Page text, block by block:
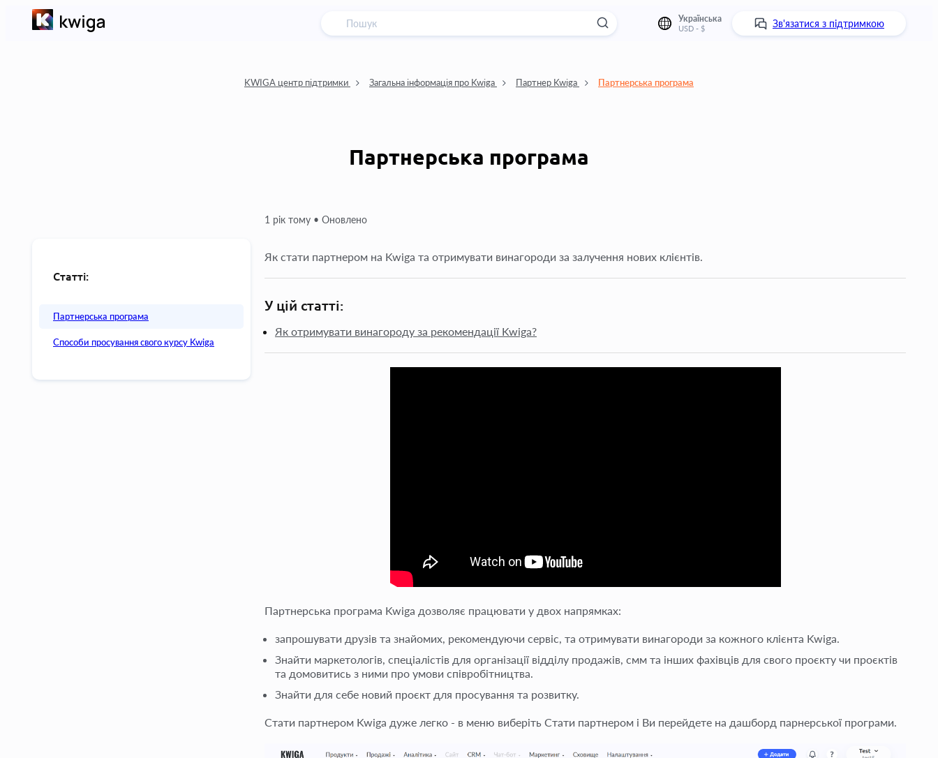
Українська
USD - $ Зв'язатися з підтримкою
KWIGA центр підтримки Загальна інформація про Kwiga Партнер Kwiga Партнерська програма
Партнерська програма
Статті:
Партнерська програма
Способи просування свого курсу Kwiga
1 рік тому • Оновлено
Як стати партнером на Kwiga та отримувати винагороди за залучення нових клієнтів.
У цій статті:
Як отримувати винагороду за рекомендації Kwiga?
Партнерська програма Kwiga дозволяє працювати у двох напрямках:
запрошувати друзів та знайомих, рекомендуючи сервіс, та отримувати винагороди за кожного клієнта Kwiga.
Знайти маркетологів, спеціалістів для організації відділу продажів, смм та інших фахівців для свого проєкту чи проєктів
та домовитись з ними про умови співробітництва.
Знайти для себе новий проєкт для просування та розвитку.
Стати партнером Kwiga дуже легко - в меню виберіть Стати партнером і Ви перейдете на дашборд парнерської програми.